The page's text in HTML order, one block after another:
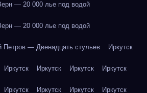
— 20 000 лье под водой
— 20 000 лье под водой
— Двенадцать стульев Иркутск
Иркутск Иркутск Иркутск Иркутск
Иркутск Иркутск Иркутск Иркутск